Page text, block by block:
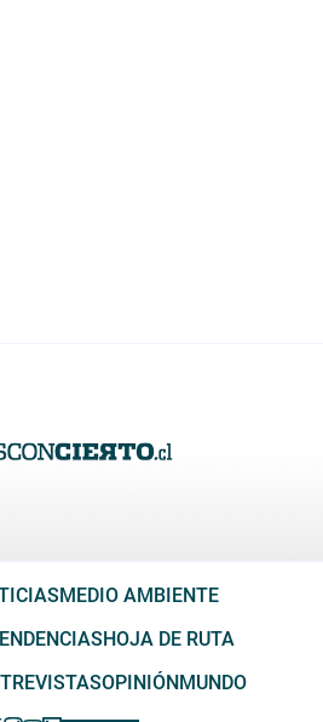
MEDIO AMBIENTE
HOJA DE RUTA
OPINIÓNMUNDO